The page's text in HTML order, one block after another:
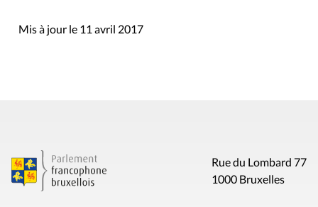
Mis à jour le 11 avril 2017
Rue du Lombard 77
1000 Bruxelles